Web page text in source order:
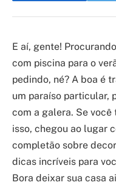
E aí, gente!
com piscina para o
pedindo, né? A boa é
um paraíso particular,
com a galera. Se você
isso, chegou ao lugar
completão sobre
dicas incríveis para
Bora deixar sua casa